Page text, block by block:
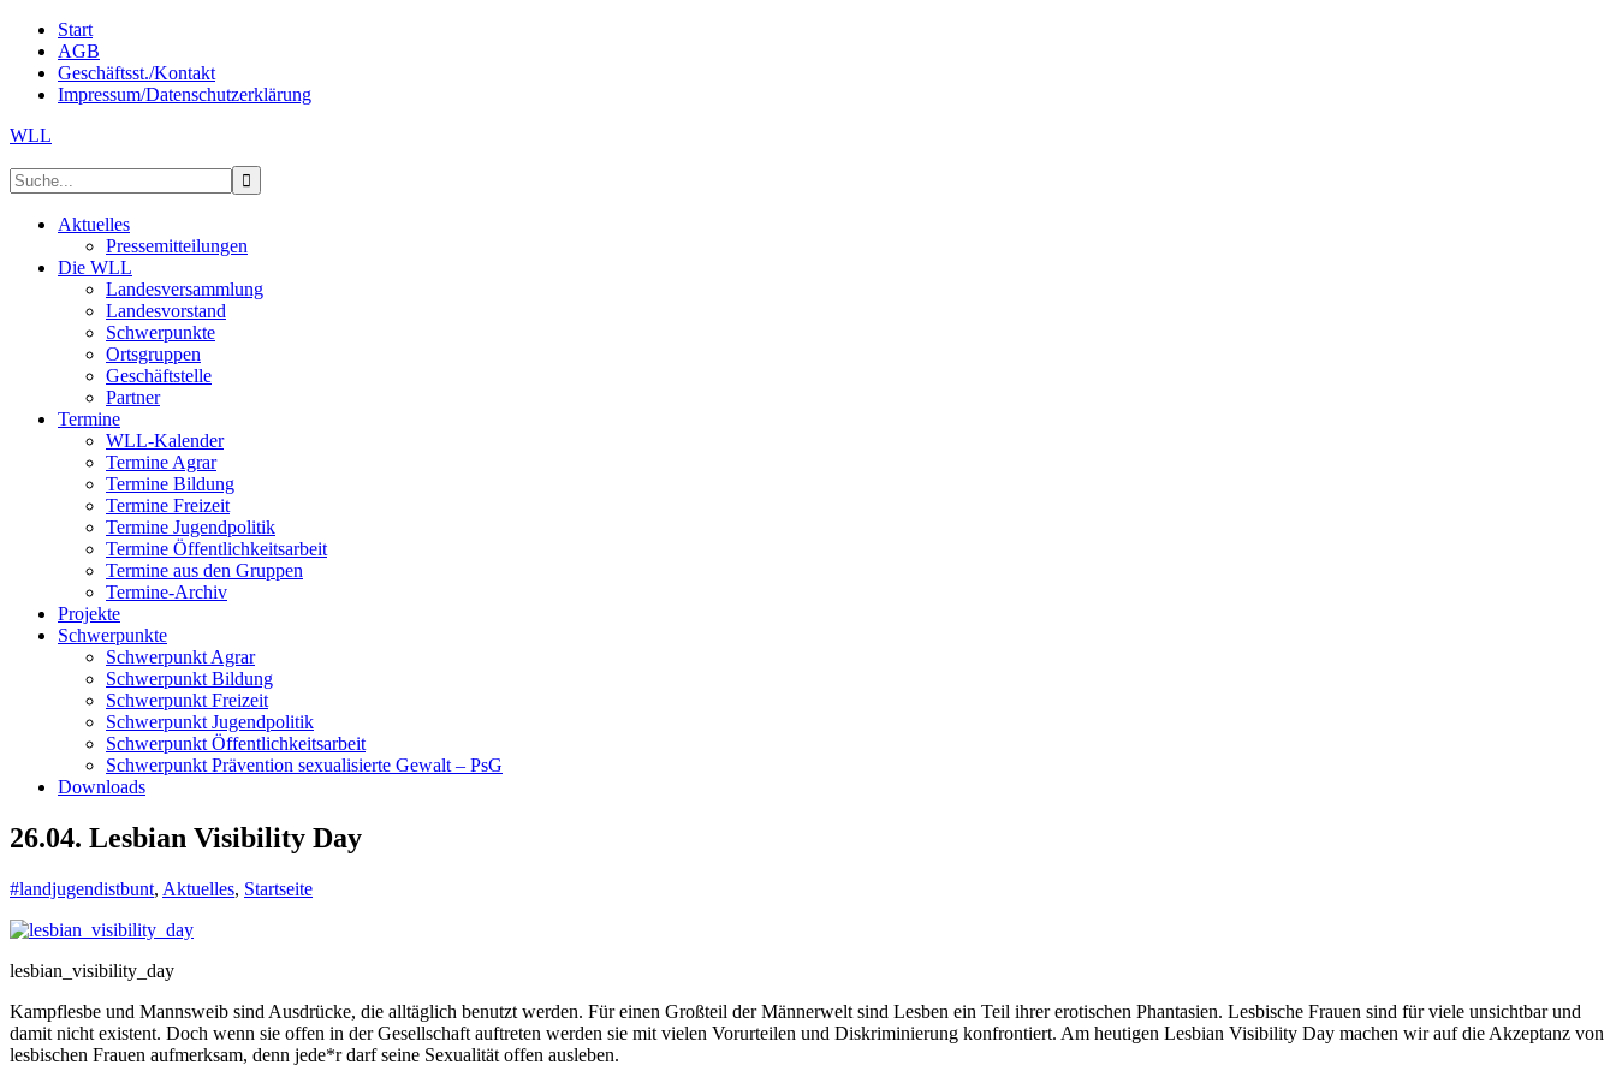
Start
AGB
Geschäftsst./Kontakt
Impressum/Datenschutzerklärung
WLL
Aktuelles
Pressemitteilungen
Die WLL
Landesversammlung
Landesvorstand
Schwerpunkte
Ortsgruppen
Geschäftstelle
Partner
Termine
WLL-Kalender
Termine Agrar
Termine Bildung
Termine Freizeit
Termine Jugendpolitik
Termine Öffentlichkeitsarbeit
Termine aus den Gruppen
Termine-Archiv
Projekte
Schwerpunkte
Schwerpunkt Agrar
Schwerpunkt Bildung
Schwerpunkt Freizeit
Schwerpunkt Jugendpolitik
Schwerpunkt Öffentlichkeitsarbeit
Schwerpunkt Prävention sexualisierte Gewalt – PsG
Downloads
26.04. Lesbian Visibility Day
#landjugendistbunt, Aktuelles, Startseite
lesbian_visibility_day
Kampflesbe und Mannsweib sind Ausdrücke, die alltäglich benutzt werden. Für einen Großteil der Männerwelt sind Lesben ein Teil ihrer erotischen Phantasien. Lesbische Frauen sind für viele unsichtbar und
damit nicht existent. Doch wenn sie offen in der Gesellschaft auftreten werden sie mit vielen Vorurteilen und Diskriminierung konfrontiert. Am heutigen Lesbian Visibility Day machen wir auf die Akzeptanz von
lesbischen Frauen aufmerksam, denn jede*r darf seine Sexualität offen ausleben.